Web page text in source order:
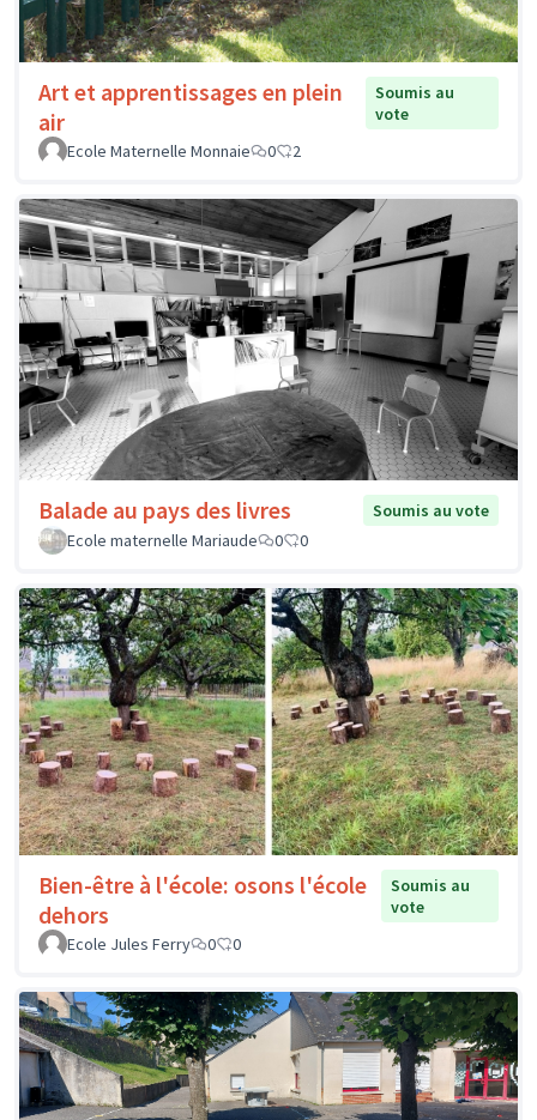
Art et apprentissages en plein
air
Soumis au
vote
Ecole Maternelle Monnaie
0 2
Balade au pays des livres
Soumis au vote
Ecole maternelle Mariaude
0 0
Bien-être à l'école: osons l'école
dehors
Soumis au
vote
Ecole Jules Ferry
0 0